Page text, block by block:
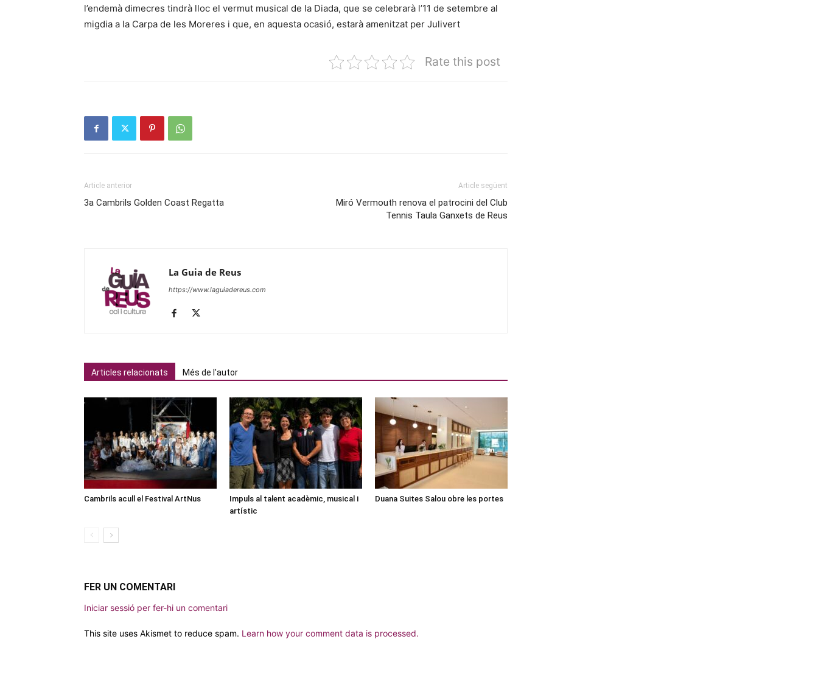
l’endemà dimecres tindrà lloc el vermut musical de la Diada, que se celebrarà l’11 de setembre al
migdia a la Carpa de les Moreres i que, en aquesta ocasió, estarà amenitzat per Julivert
Rate this post
Article anterior
3a Cambrils Golden Coast Regatta
Article següent
Miró Vermouth renova el patrocini del Club
Tennis Taula Ganxets de Reus
La Guia de Reus
https://www.laguiadereus.com
Articles relacionats Més de l'autor
Cambrils acull el Festival ArtNus
Impuls al talent acadèmic, musical i
artístic
Duana Suites Salou obre les portes
FER UN COMENTARI
Iniciar sessió per fer-hi un comentari
This site uses Akismet to reduce spam. Learn how your comment data is processed.